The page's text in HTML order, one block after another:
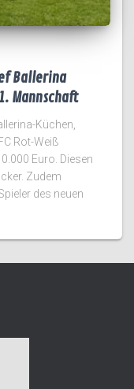
Ballerina
Mannschaft
Küchen,
Rot-Weiß
Euro. Diesen
Zudem
des neuen